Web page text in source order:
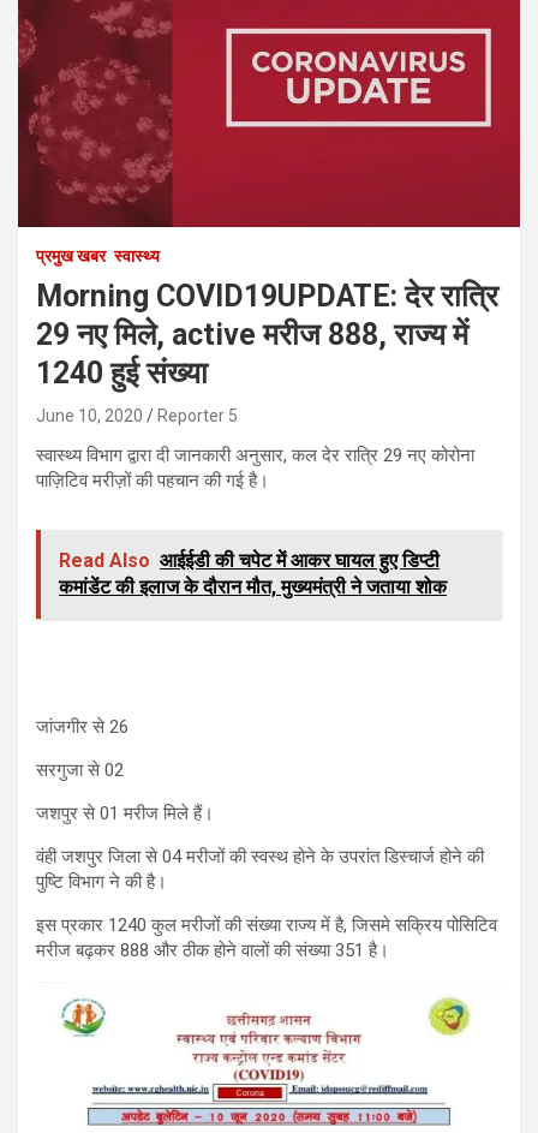
प्रमुख खबर स्वास्थ्य
Morning COVID19UPDATE: देर रात्रि
29 नए मिले, active मरीज 888, राज्य में
1240 हुई संख्या
June 10, 2020 Reporter 5
स्वास्थ्य विभाग द्वारा दी जानकारी अनुसार, कल देर रात्रि 29 नए कोरोना
पाज़िटिव मरीज़ों की पहचान की गई है।
Read Also आईईडी की चपेट में आकर घायल हुए डिप्टी
कमांडेंट की इलाज के दौरान मौत, मुख्यमंत्री ने जताया शोक
जांजगीर से 26
सरगुजा से 02
जशपुर से 01 मरीज मिले हैं।
वंही जशपुर जिला से 04 मरीजों की स्वस्थ होने के उपरांत डिस्चार्ज होने की
पुष्टि विभाग ने की है।
इस प्रकार 1240 कुल मरीजों की संख्या राज्य में है, जिसमे सक्रिय पोसिटिव
मरीज बढ़कर 888 और ठीक होने वालों की संख्या 351 है।